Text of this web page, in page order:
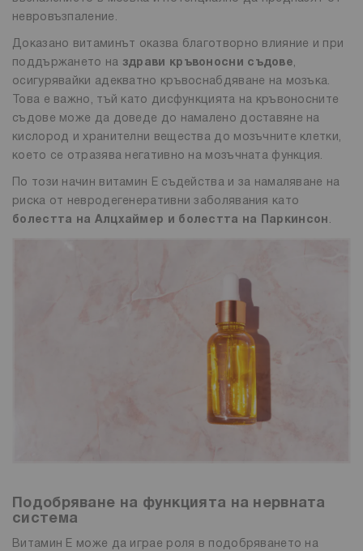
невровъзпаление.
Доказано витаминът оказва благотворно влияние и при
поддържането на здрави кръвоносни съдове,
осигурявайки адекватно кръвоснабдяване на мозъка.
Това е важно, тъй като дисфункцията на кръвоносните
съдове може да доведе до намалено доставяне на
кислород и хранителни вещества до мозъчните клетки,
което се отразява негативно на мозъчната функция.
По този начин витамин Е съдейства и за намаляване на
риска от невродегенеративни заболявания като
болестта на Алцхаймер и болестта на Паркинсон .
Подобряване на функцията на нервната
система
Витамин Е може да играе роля в подобряването на